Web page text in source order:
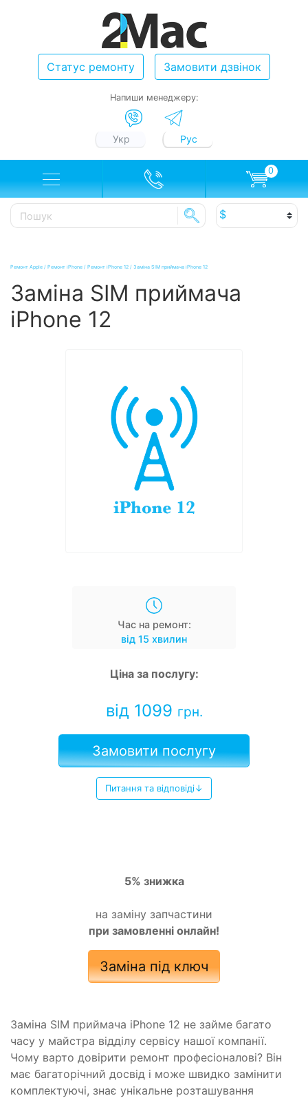
Статус ремонту Замовити дзвінок
Напиши менеджеру:
Укр Рус
0
Ремонт Apple / Ремонт iPhone / Ремонт iPhone 12 / Заміна SIM приймача iPhone 12
Заміна SIM приймача
iPhone 12
Час на ремонт:
від 15 хвилин
Ціна за послугу:
від 1099 грн.
Замовити послугу
Питання та відповіді↓
5% знижка
на заміну запчастини
при замовленні онлайн!
Заміна під ключ
Заміна SIM приймача iPhone 12 не займе багато
часу у майстра відділу сервісу нашої компанії.
Чому варто довірити ремонт професіоналові? Він
має багаторічний досвід і може швидко замінити
комплектуючі, знає унікальне розташування